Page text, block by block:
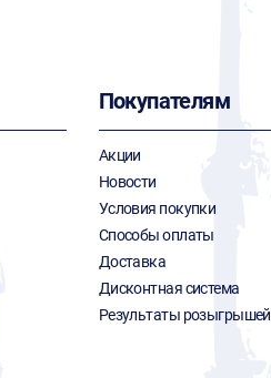
Покупателям
Акции
Новости
Условия покупки
Способы оплаты
Доставка
Дисконтная система
Результаты розыгрышей